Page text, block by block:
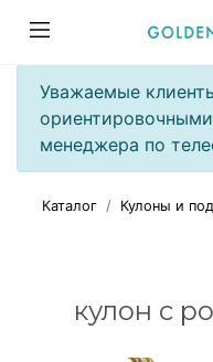
Уважаемые
менеджера по
Каталог Кулоны и
кулон с